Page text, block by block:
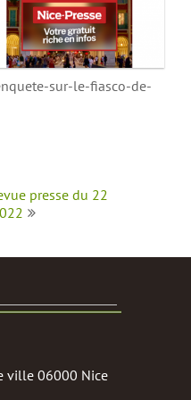
sur-le-fiasco-de-
presse du 22
ville 06000 Nice